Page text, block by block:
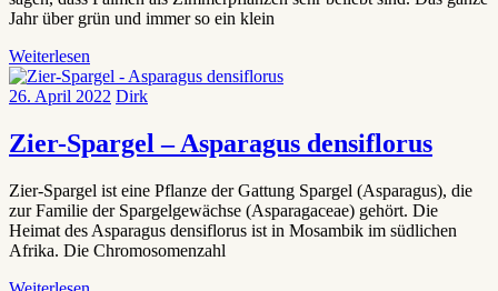
Jahr über grün und immer so ein klein
Weiterlesen
26. April 2022 Dirk
Zier-Spargel – Asparagus densiflorus
Zier-Spargel ist eine Pflanze der Gattung Spargel (Asparagus), die
zur Familie der Spargelgewächse (Asparagaceae) gehört. Die
Heimat des Asparagus densiflorus ist in Mosambik im südlichen
Afrika. Die Chromosomenzahl